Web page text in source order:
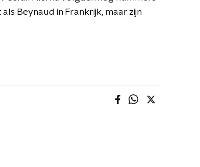
Beynaud in Frankrijk, maar zijn